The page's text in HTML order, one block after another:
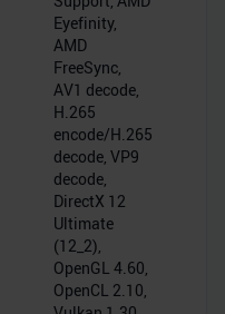
Eyefinity,
AMD
FreeSync,
AV1 decode,
H.265
encode/H.265
decode, VP9
decode,
DirectX 12
Ultimate
(12_2),
OpenGL 4.60,
OpenCL 2.10,